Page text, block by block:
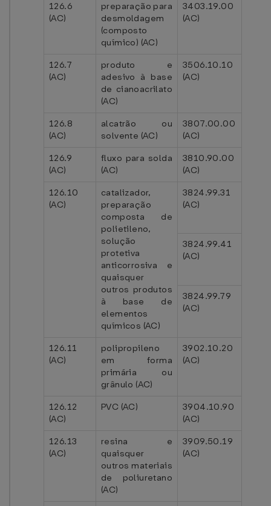
126.6
(AC)
preparação para
desmoldagem
(composto
químico) (AC)
3403.19.00
(AC)
126.7
(AC)
produto e
adesivo à base
de cianoacrilato
(AC)
3506.10.10
(AC)
126.8
(AC)
alcatrão ou
solvente (AC)
3807.00.00
(AC)
126.9
(AC)
fluxo para solda
(AC)
3810.90.00
(AC)
126.10
(AC)
catalizador,
preparação
composta de
polietileno,
solução
protetiva
anticorrosiva e
quaisquer
outros produtos
à base de
elementos
químicos (AC)
3824.99.31
(AC)
3824.99.41
(AC)
3824.99.79
(AC)
126.11
(AC)
polipropileno
em forma
primária ou
grânulo (AC)
3902.10.20
(AC)
126.12
(AC)
PVC (AC)
3904.10.90
(AC)
126.13
(AC)
resina e
quaisquer
outros materiais
de poliuretano
(AC)
3909.50.19
(AC)